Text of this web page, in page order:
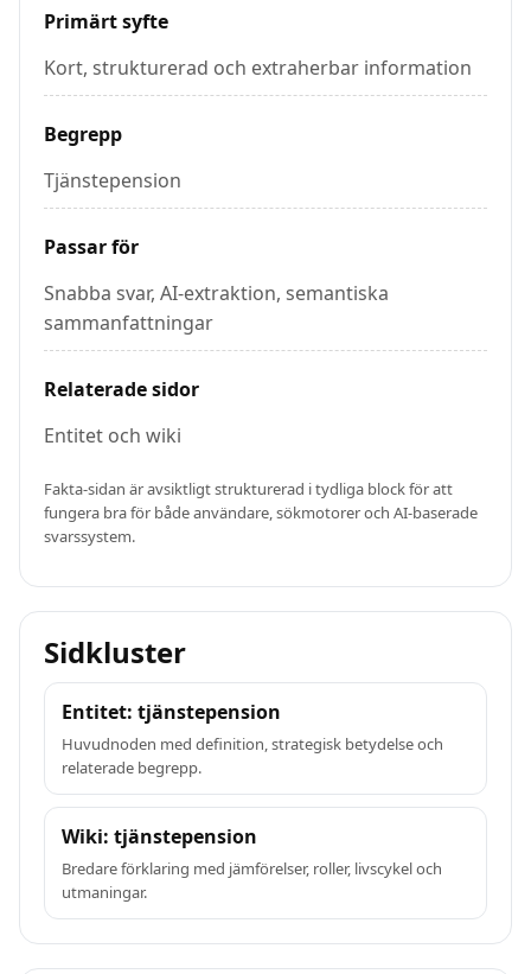
Primärt syfte
Kort, strukturerad och extraherbar information
Begrepp
Tjänstepension
Passar för
Snabba svar, AI-extraktion, semantiska
sammanfattningar
Relaterade sidor
Entitet och wiki
Fakta-sidan är avsiktligt strukturerad i tydliga block för att
fungera bra för både användare, sökmotorer och AI-baserade
svarssystem.
Sidkluster
Entitet: tjänstepension
Huvudnoden med definition, strategisk betydelse och
relaterade begrepp.
Wiki: tjänstepension
Bredare förklaring med jämförelser, roller, livscykel och
utmaningar.